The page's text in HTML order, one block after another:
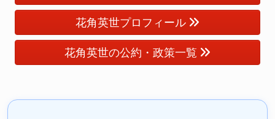
花角英世プロフィール
花角英世の公約・政策一覧